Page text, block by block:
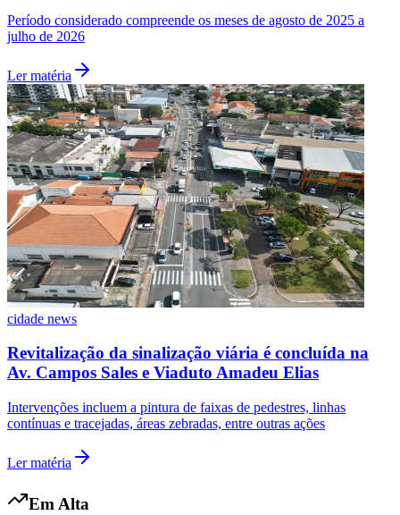
Vasco
Período considerado compreende os meses de agosto de 2025 a
julho de 2026
Ler matéria
cidade news
Revitalização da sinalização viária é concluída na
Av. Campos Sales e Viaduto Amadeu Elias
Intervenções incluem a pintura de faixas de pedestres, linhas
contínuas e tracejadas, áreas zebradas, entre outras ações
Ler matéria
Em Alta